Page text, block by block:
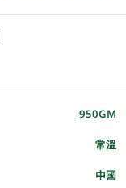
950GM
常溫
中國